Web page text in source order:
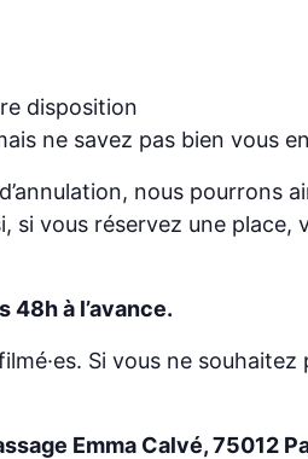
disposition
ne savez pas bien vous
nous pourrons
vous réservez une place,
48h à l’avance.
Si vous ne
Emma Calvé, 75012